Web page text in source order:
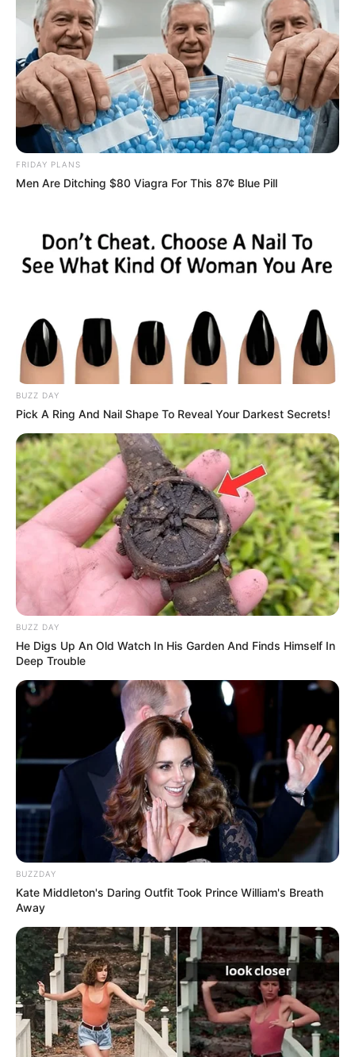
FRIDAY PLANS
Men Are Ditching $80 Viagra For This 87¢ Blue Pill
BUZZ DAY
Pick A Ring And Nail Shape To Reveal Your Darkest Secrets!
BUZZ DAY
He Digs Up An Old Watch In His Garden And Finds Himself In
Deep Trouble
BUZZDAY
Kate Middleton's Daring Outfit Took Prince William's Breath
Away